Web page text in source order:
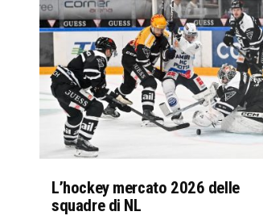
L’hockey mercato 2026 delle
squadre di NL